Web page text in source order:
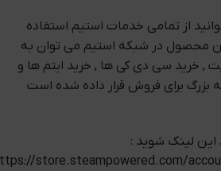
از تمامی خدمات استیم استفاده
محصول در شبکه استیم می توان به
, خرید سی دی کی ها , خرید ایتم ها و
بزرگ برای فروش قرار داده شده است
این لینک شوید :
store.steampowered.com/